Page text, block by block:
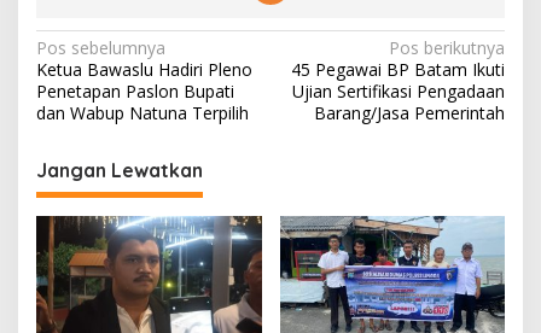
N
a
v
i
g
a
s
i
p
Pos sebelumnya
Ketua Bawaslu Hadiri Pleno
Penetapan Paslon Bupati
dan Wabup Natuna Terpilih
Pos berikutnya
45 Pegawai BP Batam Ikuti
Ujian Sertifikasi Pengadaan
Barang/Jasa Pemerintah
Jangan Lewatkan